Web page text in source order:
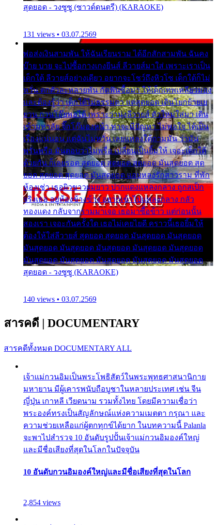
สุดยอด - วงซูซู (ซาวด์ดนตรี) (KARAOKE)
131 views • 03.07.2569
พ่อส่งเงินสามพัน ให้ฉันเรียนราม ได้อีกสักสามพัน ฉันคง
บ๊าย บาย จะไปซื้อกางเกงยีนส์ ลีวายส์มาใส่ เพราะเราเป็น
เด็กใต้ ลีวายส์อย่างเดียว อยากจะโชว์ถึงหิวโซ เด็กใต้ก็ไม่
หวั่น ตกตัวละหลายพัน กัดฟันซื้อมา ให้เด็กเทพเหลียวมอง
และต้องรู้ว่า เด็กใต้ไม่ธรรมดา แต่สุดยอด เดินโยกย้ายเย
ยวน กวนโอ๊ยพอได้ เพราะว่านุ่งลีวายส์ ตัวใหม่ใส่มา เดิน
เข้ามหาลัย จิ๊กโก๊มองหน้า ท่าจะมีปัญหา ไม่พอใจ ได้เป็น
เรื่องแน่นอน แต่ฉันไม่หวั่น เลยแหลงใต้ถามมัน ว่ามัน
พรั่นพรือ มันตอบว่าไม่พรื่อ เปลี่ยนเป็นยิ้มให้ เจอะเด็กใต้
ด้วยกัน ก็เลยรอด สุดยอด สุดยอด สุดยอด มันสุดยอด สุด
ยอด สุดยอด สุดยอด มันสุดยอด แอบหลงรักสาวราม ที่พัก
ห้องเช่า เธอผิวขาวผมยาว ปากแดงแหลงกลาง ถูกสเป็ก
จริงเธอ อยู่ห้องข้างข้าง อยากเข้าไปแหลงกลาง กลัว
ทองแดง กลับจากรามมาเจอ เธอมาซื้อข้าว แต่ก่อนนั้น
สองเรา เจอะกันครั้งใด เธอไม่เคยไยดี คราวนี้เธอยิ้มให้
ต้องให้ใส่ลีวายส์ สุดยอด สุดยอด มันสุดยอด มันสุดยอด
มันสุดยอด มันสุดยอด มันสุดยอด มันสุดยอด มันสุดยอด
มันสุดยอด มันสุดยอด มันสุดยอด มันสุดยอด มันสุดยอด
สุดยอด - วงซูซู (KARAOKE)
140 views • 03.07.2569
สารคดี | DOCUMENTARY
สารคดีทั้งหมด DOCUMENTARY ALL
เจ้าแม่กวนอิมเป็นพระโพธิสัตว์ในพระพุทธศาสนานิกาย
มหายาน มีผู้เคารพนับถือบูชาในหลายประเทศ เช่น จีน
ญี่ปุ่น เกาหลี เวียดนาม รวมทั้งไทย โดยมีความเชื่อว่า
พระองค์ทรงเป็นสัญลักษณ์แห่งความเมตตา กรุณา และ
ความช่วยเหลือแก่ผู้ตกทุกข์ได้ยาก ในบทความนี้ Palanla
จะพาไปสำรวจ 10 อันดับรูปปั้นเจ้าแม่กวนอิมองค์ใหญ่
และมีชื่อเสียงที่สุดในโลกในปัจจุบัน
10 อันดับกวนอิมองค์ใหญ่และมีชื่อเสียงที่สุดในโลก
2,854 views